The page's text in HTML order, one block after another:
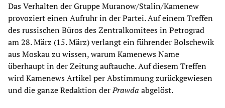
Das Verhalten der Gruppe Muranow/Stalin/Kamenew
provoziert einen Aufruhr in der Partei. Auf einem Treffen
des russischen Büros des Zentralkomitees in Petrograd
am 28. März (15. März) verlangt ein führender Bolschewik
aus Moskau zu wissen, warum Kamenews Name
überhaupt in der Zeitung auftauche. Auf diesem Treffen
wird Kamenews Artikel per Abstimmung zurückgewiesen
und die ganze Redaktion derPrawda abgelöst.